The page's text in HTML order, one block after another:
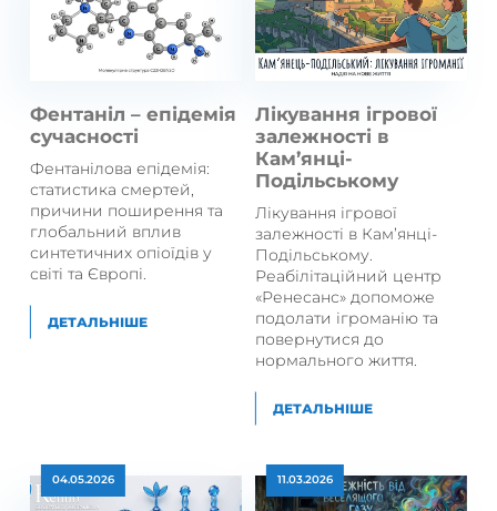
Фентаніл – епідемія
сучасності
Фентанілова епідемія:
статистика смертей,
причини поширення та
глобальний вплив
синтетичних опіоїдів у
світі та Європі.
ДЕТАЛЬНІШЕ
Лікування ігрової
залежності в
Кам’янці-
Подільському
Лікування ігрової
залежності в Кам’янці-
Подільському.
Реабілітаційний центр
«Ренесанс» допоможе
подолати ігроманію та
повернутися до
нормального життя.
ДЕТАЛЬНІШЕ
04.05.2026 11.03.2026